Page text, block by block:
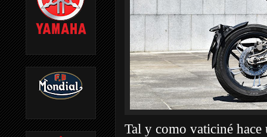
Tal y como vaticiné hace